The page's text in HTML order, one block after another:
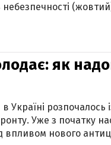
небезпечності
як
розпочалось
Уже з початку
впливом нового